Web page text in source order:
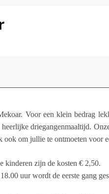
Voor een klein bedrag
driegangenmaaltijd.
om jullie te ontmoeten voor
kinderen zijn de kosten € 2,50.
uur wordt de eerste gang